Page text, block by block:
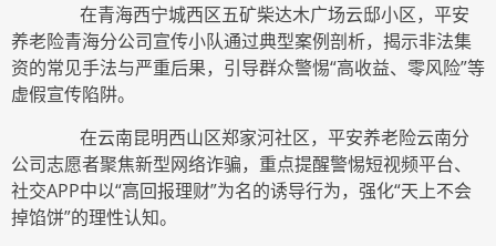
在青海西宁城西区五矿柴达木广场云邸小区，平安
养老险青海分公司宣传小队通过典型案例剖析，揭示非法集
资的常见手法与严重后果，引导群众警惕“高收益、零风险”等
虚假宣传陷阱。
在云南昆明西山区郑家河社区，平安养老险云南分
公司志愿者聚焦新型网络诈骗，重点提醒警惕短视频平台、
社交APP中以“高回报理财”为名的诱导行为，强化“天上不会
掉馅饼”的理性认知。